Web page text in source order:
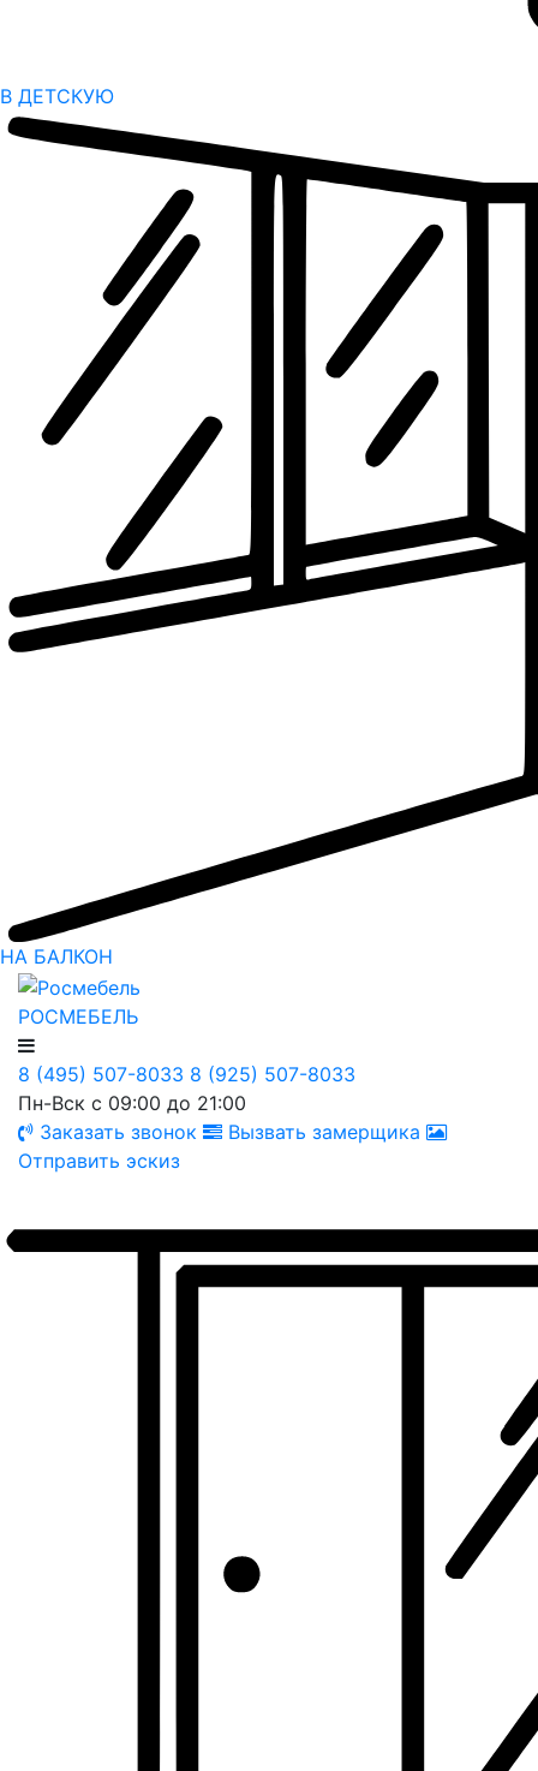
В ДЕТСКУЮ
НА БАЛКОН
РОСМЕБЕЛЬ
8 (495) 507-8033 8 (925) 507-8033
Пн-Вск с 09:00 до 21:00
Заказать звонок
Вызвать замерщика
Отправить эскиз